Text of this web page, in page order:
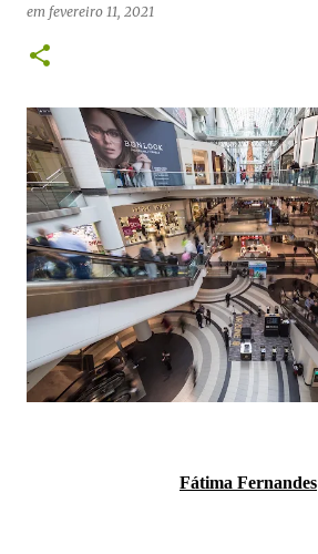
0
em fevereiro 11, 2021
Fátima Fernandes